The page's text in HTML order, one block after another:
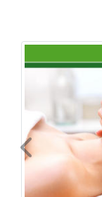
Previous